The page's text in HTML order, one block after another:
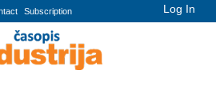
Log In
Subscription